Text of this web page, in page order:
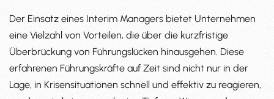
Der Einsatz eines Interim Managers bietet Unternehmen
eine Vielzahl von Vorteilen, die über die kurzfristige
Überbrückung von Führungslücken hinausgehen. Diese
erfahrenen Führungskräfte auf Zeit sind nicht nur in der
Lage, in Krisensituationen schnell und effektiv zu reagieren,